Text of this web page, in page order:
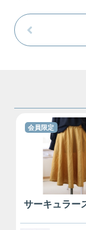
サーキュラー
会員限定